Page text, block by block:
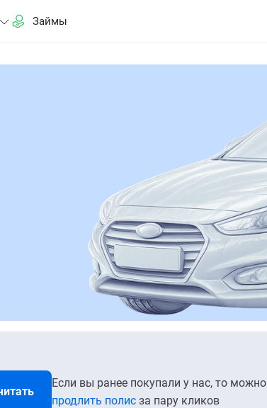
Займы
Если вы ранее покупали у нас, то можно
продлить полис за пару кликов